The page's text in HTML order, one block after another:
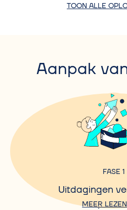
TOON ALLE
Aanpak
FASE 1
Uitdagingen
MEER LEZEN